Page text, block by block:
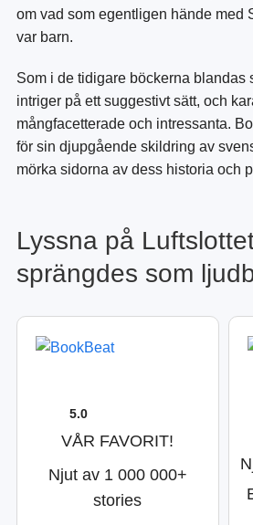
om vad som egentligen hände med
var barn.
Som i de tidigare böckerna blandas
intriger på ett suggestivt sätt, och
mångfacetterade och intressanta.
för sin djupgående skildring av
mörka sidorna av dess historia och
Lyssna på
sprängdes som
5.0
VÅR FAVORIT!
Njut av 1 000 000+
stories